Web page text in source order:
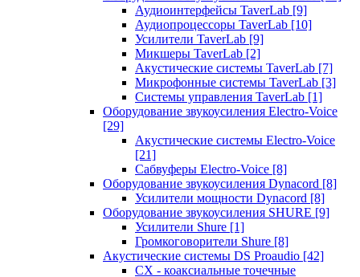
Аудиоинтерфейсы TaverLab [9]
Аудиопроцессоры TaverLab [10]
Усилители TaverLab [9]
Микшеры TaverLab [2]
Акустические системы TaverLab [7]
Микрофонные системы TaverLab [3]
Системы управления TaverLab [1]
Оборудование звукоусиления Electro-Voice
[29]
Акустические системы Electro-Voice
[21]
Сабвуферы Electro-Voice [8]
Оборудование звукоусиления Dynacord [8]
Усилители мощности Dynacord [8]
Оборудование звукоусиления SHURE [9]
Усилители Shure [1]
Громкоговорители Shure [8]
Акустические системы DS Proaudio [42]
CX - коаксиальные точечные